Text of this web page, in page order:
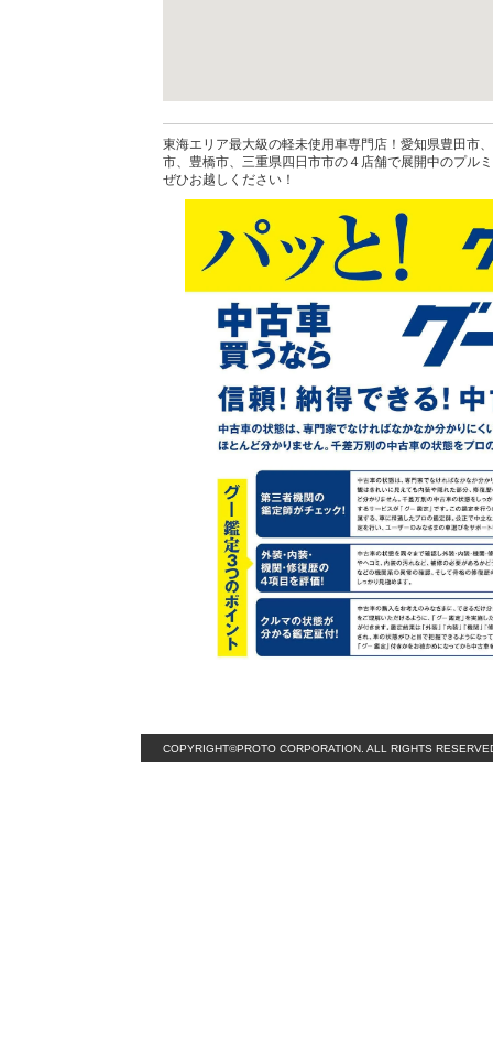
東海エリア最大級の軽未使用車専門店！愛知県豊田市
市、豊橋市、三重県四日市市の４店舗で展開中のプル
ぜひお越しください！
COPYRIGHT©PROTO CORPORATION. ALL RIGHTS